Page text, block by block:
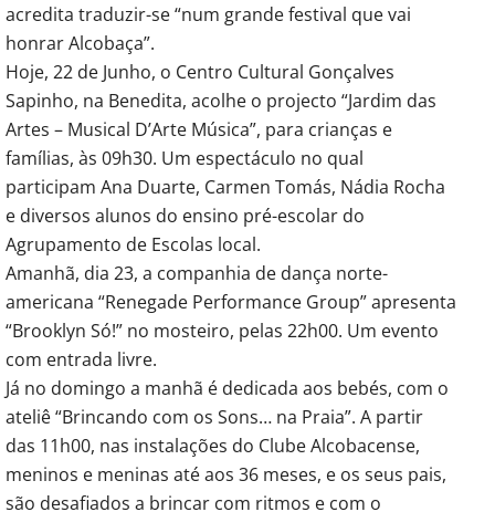
acredita traduzir-se “num grande festival que vai
honrar Alcobaça”.
Hoje, 22 de Junho, o Centro Cultural Gonçalves
Sapinho, na Benedita, acolhe o projecto “Jardim das
Artes – Musical D’Arte Música”, para crianças e
famílias, às 09h30. Um espectáculo no qual
participam Ana Duarte, Carmen Tomás, Nádia Rocha
e diversos alunos do ensino pré-escolar do
Agrupamento de Escolas local.
Amanhã, dia 23, a companhia de dança norte-
americana “Renegade Performance Group” apresenta
“Brooklyn Só!” no mosteiro, pelas 22h00. Um evento
com entrada livre.
Já no domingo a manhã é dedicada aos bebés, com o
ateliê “Brincando com os Sons… na Praia”. A partir
das 11h00, nas instalações do Clube Alcobacense,
meninos e meninas até aos 36 meses, e os seus pais,
são desafiados a brincar com ritmos e com o